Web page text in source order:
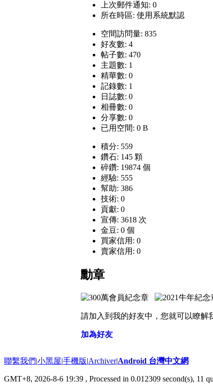
上次郵件通知: 0
所在時區: 使用系統默認
空間訪問量: 835
好友數: 4
帖子數: 470
主題數: 1
精華數: 0
記錄數: 1
日誌數: 0
相冊數: 0
分享數: 0
已用空間: 0 B
積分: 559
鑽石: 145 顆
碎鑽: 19874 個
經驗: 555
幫助: 386
技術: 0
貢獻: 0
宣傳: 3618 次
金豆: 0 個
買家信用: 0
賣家信用: 0
勳章
請加入到我的好友中，您就可以瞭解
加為好友
聯繫我們|小黑屋|手機版|Archiver|Android 台灣中文網
GMT+8, 2026-8-6 19:39 , Processed in 0.012309 second(s), 11